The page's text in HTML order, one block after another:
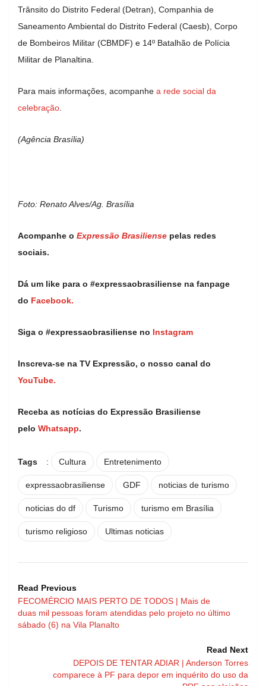
Trânsito do Distrito Federal (Detran), Companhia de
Saneamento Ambiental do Distrito Federal (Caesb), Corpo
de Bombeiros Militar (CBMDF) e 14º Batalhão de Polícia
Militar de Planaltina.
‌Para mais informações, acompanhe a rede social da
celebração
(Agência Brasília)
Foto: Renato Alves/Ag. Brasília
Acompanhe o Expressão Brasiliense pelas redes
sociais.
Dá um like para o #expressaobrasiliense na fanpage
do Facebook.
Siga o #expressaobrasiliense no Instagram
Inscreva-se na TV Expressão, o nosso canal do
YouTube.
Receba as notícias do Expressão Brasiliense
pelo Whatsapp.
Tags : Cultura Entretenimento
expressaobrasiliense GDF noticias de turismo
noticias do df Turismo turismo em Brasília
turismo religioso Ultimas noticias
Read Previous
FECOMÉRCIO MAIS PERTO DE TODOS | Mais de
duas mil pessoas foram atendidas pelo projeto no último
sábado (6) na Vila Planalto
Read Next
DEPOIS DE TENTAR ADIAR | Anderson Torres
comparece à PF para depor em inquérito do uso da